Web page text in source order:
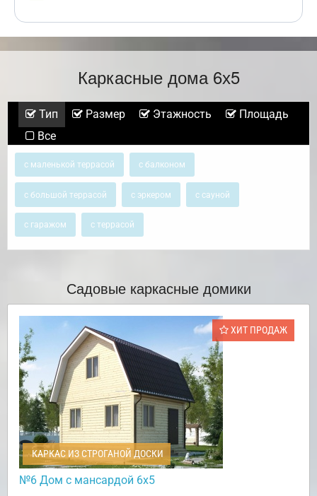
Каркасные дома 6х5
Тип Размер Этажность
Площадь
Все
с маленькой террасой с балконом
с большой террасой с эркером с сауной
с гаражом с террасой
Садовые каркасные домики
ХИТ ПРОДАЖ
КАРКАС ИЗ СТРОГАНОЙ ДОСКИ
№6 Дом с мансардой 6х5